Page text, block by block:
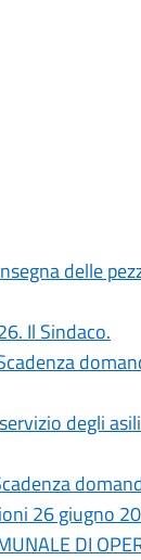
delle
Il Sindaco.
degli
26 giugno
DI